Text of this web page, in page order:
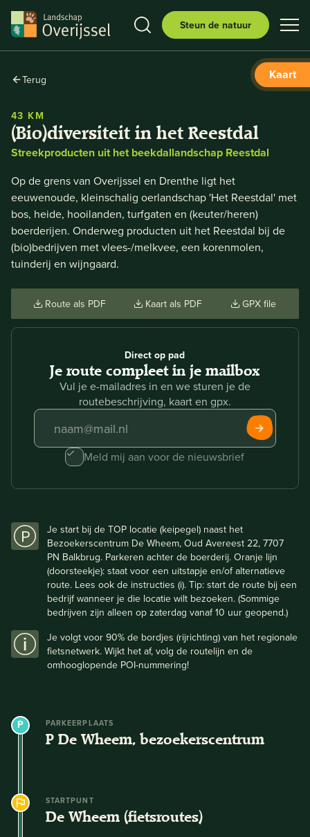
Steun de natuur
Kaart
Terug
43 KM
(Bio)diversiteit in het Reestdal
Streekproducten uit het beekdallandschap Reestdal
Op de grens van Overijssel en Drenthe ligt het
eeuwenoude, kleinschalig oerlandschap 'Het Reestdal' met
bos, heide, hooilanden, turfgaten en (keuter/heren)
boerderijen. Onderweg producten uit het Reestdal bij de
(bio)bedrijven met vlees-/melkvee, een korenmolen,
tuinderij en wijngaard.
Route als PDF Kaart als PDF GPX file
Direct op pad
Je route compleet in je mailbox
Vul je e-mailadres in en we sturen je de
routebeschrijving, kaart en gpx.
Meld mij aan voor de nieuwsbrief
Je start bij de TOP locatie (keipegel) naast het
Bezoekerscentrum De Wheem, Oud Avereest 22, 7707
PN Balkbrug. Parkeren achter de boerderij. Oranje lijn
(doorsteekje): staat voor een uitstapje en/of alternatieve
route. Lees ook de instructies (i). Tip: start de route bij een
bedrijf wanneer je die locatie wilt bezoeken. (Sommige
bedrijven zijn alleen op zaterdag vanaf 10 uur geopend.)
Je volgt voor 90% de bordjes (rijrichting) van het regionale
fietsnetwerk. Wijkt het af, volg de routelijn en de
omhooglopende POI-nummering!
PARKEERPLAATS
P De Wheem, bezoekerscentrum
STARTPUNT
De Wheem (fietsroutes)